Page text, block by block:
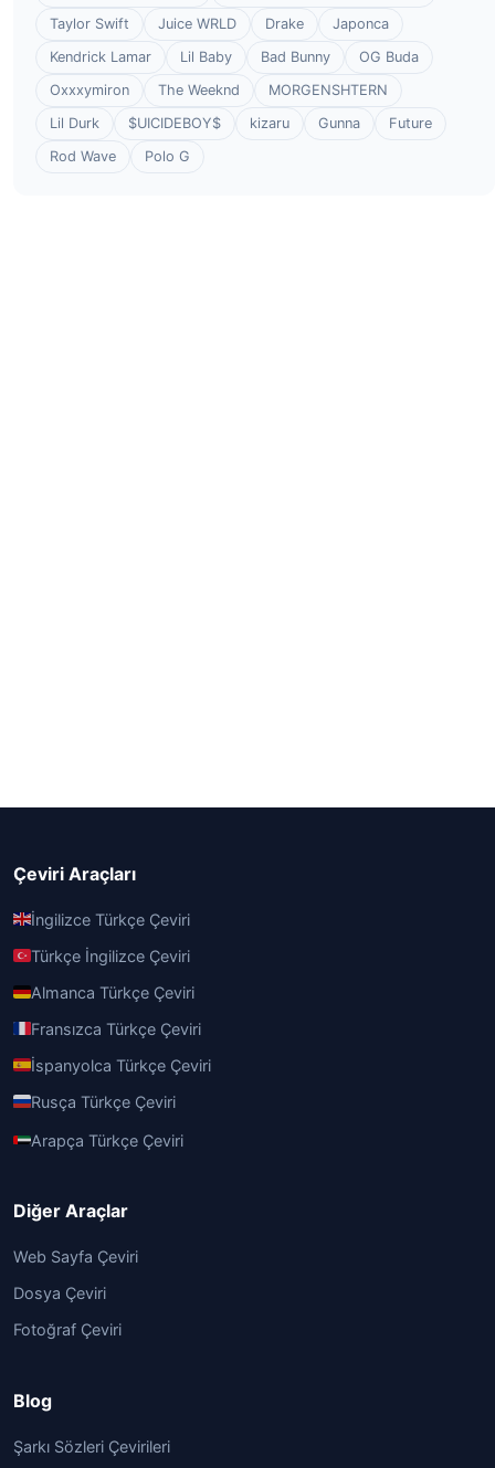
Taylor Swift
Juice WRLD Drake
Japonca
Kendrick Lamar
Lil Baby Bad Bunny
OG Buda
Oxxxymiron
The Weeknd
MORGENSHTERN
Lil Durk
$UICIDEBOY$ kizaru Gunna
Future
Rod Wave
Polo G
Çeviri Araçları
İngilizce Türkçe Çeviri
Türkçe İngilizce Çeviri
Almanca Türkçe Çeviri
Fransızca Türkçe Çeviri
İspanyolca Türkçe Çeviri
Rusça Türkçe Çeviri
Arapça Türkçe Çeviri
Diğer Araçlar
Web Sayfa Çeviri
Dosya Çeviri
Fotoğraf Çeviri
Blog
Şarkı Sözleri Çevirileri